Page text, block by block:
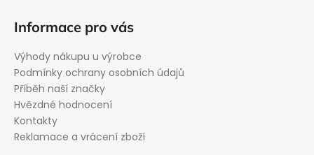
Informace pro vás
Výhody nákupu u výrobce
Podmínky ochrany osobních údajů
Příběh naší značky
Hvězdné hodnocení
Kontakty
Reklamace a vrácení zboží